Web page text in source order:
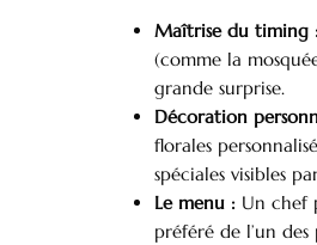
Maîtrise du timing
(comme la
grande surprise.
Décoration
florales
spéciales visibles
Le menu : Un chef
préféré de l’un
À ropos de nous